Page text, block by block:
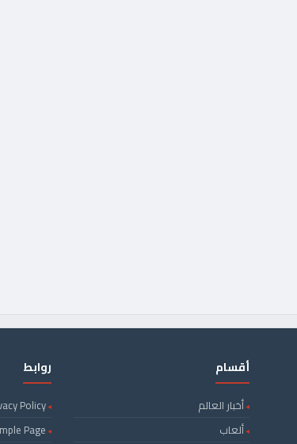
أقسام
أخبار العالم
ألعاب
روابط
Policy
Page